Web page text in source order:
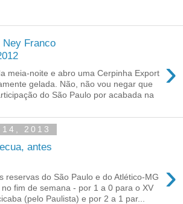
Franco
›
meia-noite e abro uma Cerpinha Export
gelada. Não, não vou negar que
do São Paulo por acabada na
2013
antes
›
reservas do São Paulo e do Atlético-MG
fim de semana - por 1 a 0 para o XV
(pelo Paulista) e por 2 a 1 par...